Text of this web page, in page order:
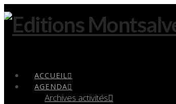
ACCUEIL
AGENDA
Archives activités